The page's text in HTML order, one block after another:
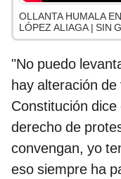
OLLANTA HUMALA
LÓPEZ ALIAGA | SIN
"No puedo
hay alteración
Constitución
derecho de
convengan, yo
eso siempre ha